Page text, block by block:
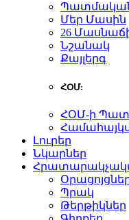
Մեր Մասին
26
Նշանակ
Քայլերգ
ՀՕՄ:
ՀՕՄ-ի
Լուրեր
Նկարներ
Պրակ
Թերթիկներ